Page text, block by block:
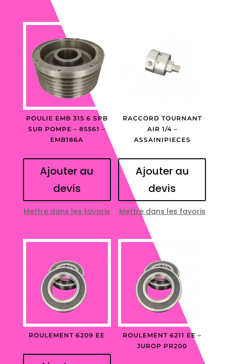
POULIE EMB 315 6 SPB
SUR POMPE – 85561 –
EMB186A
Ajouter au
devis
Mettre dans les favoris
RACCORD TOURNANT
AIR 1/4 –
ASSAINIPIECES
Ajouter au
devis
Mettre dans les favoris
ROULEMENT 6209 EE
ROULEMENT 6211 EE –
JUROP PR200